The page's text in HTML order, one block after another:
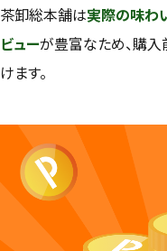
茶卸総本舗は実際の味わ
ビューが豊富なため、購
けます。